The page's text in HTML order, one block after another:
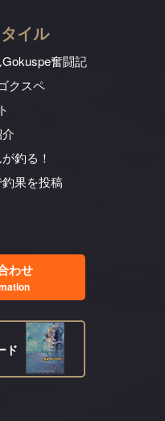
イル
Gokuspe奮闘記
クスペ
釣る！
果を投稿
わせ
ド